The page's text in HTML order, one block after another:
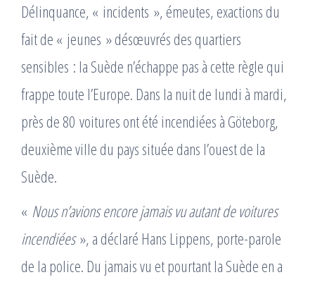
Délinquance, « incidents », émeutes, exactions du
fait de « jeunes » désœuvrés des quartiers
sensibles : la Suède n’échappe pas à cette règle qui
frappe toute l’Europe. Dans la nuit de lundi à mardi,
près de 80 voitures ont été incendiées à Göteborg,
deuxième ville du pays située dans l’ouest de la
Suède.
« Nous n’avions encore jamais vu autant de voitures
incendiées», a déclaré Hans Lippens, porte-parole
de la police. Du jamais vu et pourtant la Suède en a